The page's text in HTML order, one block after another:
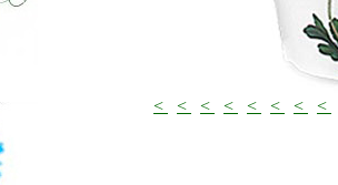
< < < < < < < <